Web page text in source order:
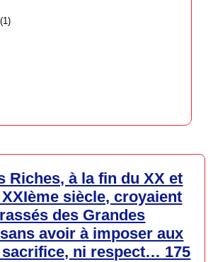
(1)
Riches, à la fin du XX et
siècle, croyaient
des Grandes
avoir à imposer aux
ni respect… 175